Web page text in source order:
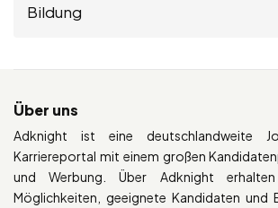
Bildung
Über uns
Adknight ist eine deutschlandweite
Karriereportal mit einem großen
und Werbung. Über Adknight
Möglichkeiten, geeignete Kandidaten und